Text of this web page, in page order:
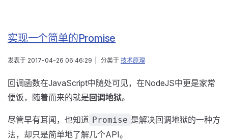
实现一个简单的Promise
发表于 2017-04-26 06:46:29 分类于 技术原理
回调函数在JavaScript中随处可见，在NodeJS中更是家常
便饭，随着而来的就是 回调地狱。
尽管早有耳闻，也知道 Promise 是解决回调地狱的一种方
法，却只是简单地了解几个API。